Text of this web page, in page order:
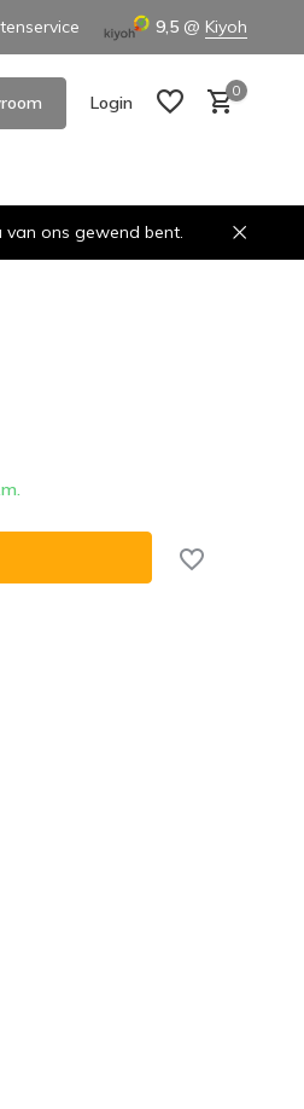
9,5 @ Kiyoh
Login
0
ons gewend bent.